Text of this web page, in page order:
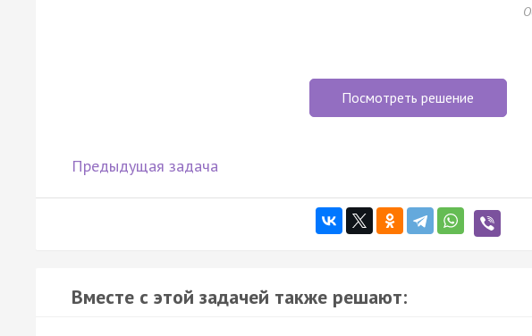
Посмотреть решение
Предыдущая задача
Вместе с этой задачей также решают: